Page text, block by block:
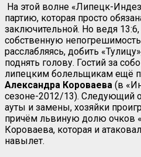
На этой волне «Липецк-
партию, которая просто
заключительной. Но ведя
собственную
расслабляясь, добить
поднять голову. Гостий за
липецким болельщикам ещё
Александра Короваева (в
сезоне-2012/13). Следующий
ауты и замены, хозяйки
причём львиную долю очков
Короваева, которая и
навылет.